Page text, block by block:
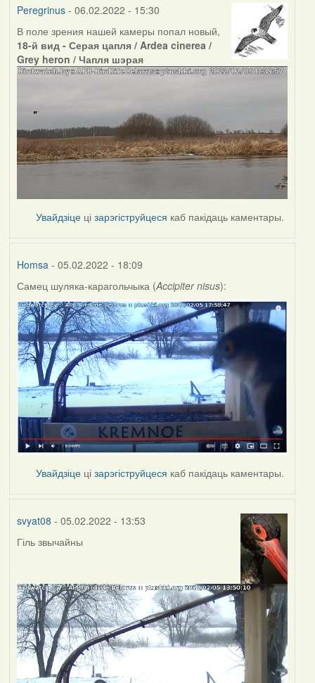
Peregrinus- 06.02.2022 - 15:30
В поле зрения нашей камеры попал новый,
18-й вид - Серая цапля / Ardea cinerea /
Grey heron / Чапля шэрая
Увайдзіце цізарэгіструйцеся каб пакідаць каментары.
Homsa- 05.02.2022 - 18:09
Самец шуляка-карагольчыка (Accipiter nisus):
Увайдзіце цізарэгіструйцеся каб пакідаць каментары.
svyat08 - 05.02.2022 - 13:53
Гіль звычайны